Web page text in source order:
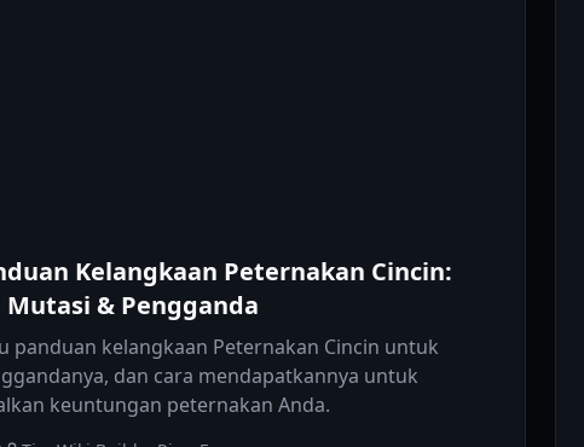
Kelangkaan Peternakan Cincin:
Mutasi & Pengganda
panduan kelangkaan Peternakan Cincin untuk
dan cara mendapatkannya untuk
keuntungan peternakan Anda.